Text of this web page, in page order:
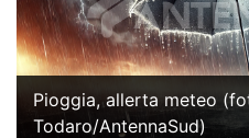
Pioggia, allerta meteo
Todaro/AntennaSud)